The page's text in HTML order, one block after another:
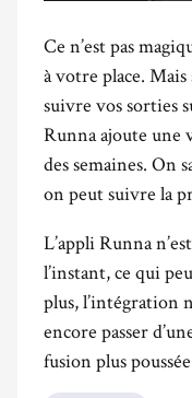
Ce n’est pas
à votre place. Mais
suivre vos sorties
Runna ajoute une
des semaines. On
on peut suivre la
L’appli Runna
l’instant, ce qui
plus, l’intégration
encore passer
fusion plus